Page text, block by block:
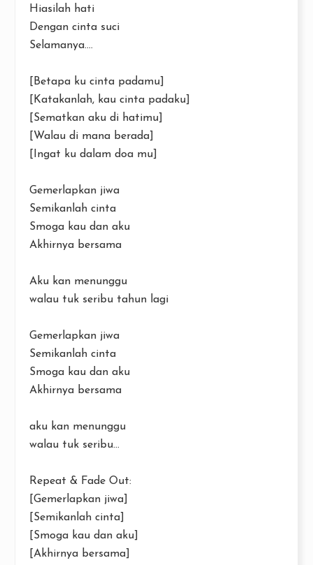
Hiasilah hati
Dengan cinta suci
Selamanya....
[Betapa ku cinta padamu]
[Katakanlah, kau cinta padaku]
[Sematkan aku di hatimu]
[Walau di mana berada]
[Ingat ku dalam doa mu]
Gemerlapkan jiwa
Semikanlah cinta
Smoga kau dan aku
Akhirnya bersama
Aku kan menunggu
walau tuk seribu tahun lagi
Gemerlapkan jiwa
Semikanlah cinta
Smoga kau dan aku
Akhirnya bersama
aku kan menunggu
walau tuk seribu...
Repeat & Fade Out:
[Gemerlapkan jiwa]
[Semikanlah cinta]
[Smoga kau dan aku]
[Akhirnya bersama]